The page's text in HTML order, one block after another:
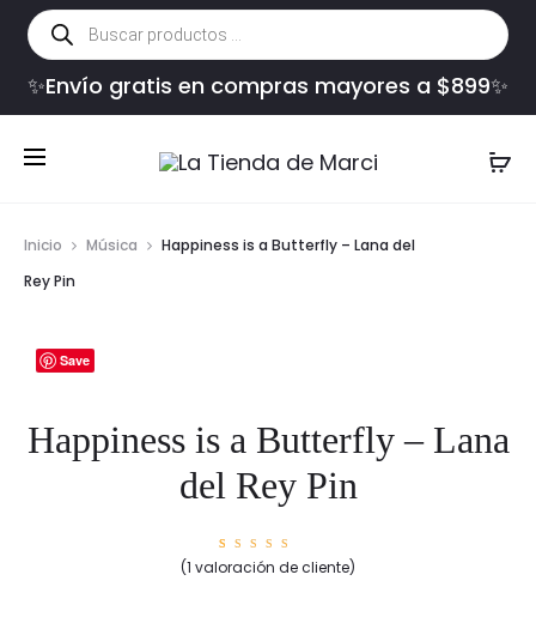
Búsqueda
de
productos
✨Envío gratis en compras mayores a $899✨
Inicio Música
Happiness is a Butterfly – Lana del
Rey Pin
Save
Happiness is a Butterfly – Lana
del Rey Pin
Valorad
o con
(1 valoración de cliente)